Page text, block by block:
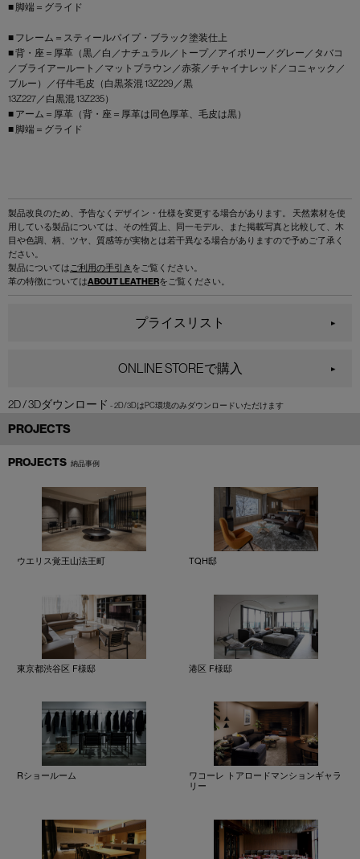
■ 脚端＝グライド
■ フレーム＝スティールパイプ・ブラック塗装仕上
■ 背・座＝厚革（黒／白／ナチュラル／トープ／アイボリー／グレー／タバコ
／ブライアールート／マットブラウン／赤茶／チャイナレッド／コニャック／
ブルー）／仔牛毛皮（白黒茶混 13Z229／黒
13Z227／白黒混 13Z235）
■ アーム＝厚革（背・座＝厚革は同色厚革、毛皮は黒）
■ 脚端＝グライド
製品改良のため、予告なくデザイン・仕様を変更する場合があります。 天然素材を使
用している製品については、その性質上、同一モデル、また掲載写真と比較して、木
目や色調、柄、ツヤ、質感等が実物とは若干異なる場合がありますので予めご了承く
ださい。
製品については ご利用の手引き をご覧ください。
革の特徴についてはABOUT LEATHERをご覧ください。
プライスリスト
ONLINE STOREで購入
2D / 3Dダウンロード
PROJECTS
PROJECTS 納品事例
ウエリス覚王山法王町 TQH邸
東京都渋谷区 F様邸 港区 F様邸
Rショールーム
ワコーレ トアロードマンションギャラ
リー